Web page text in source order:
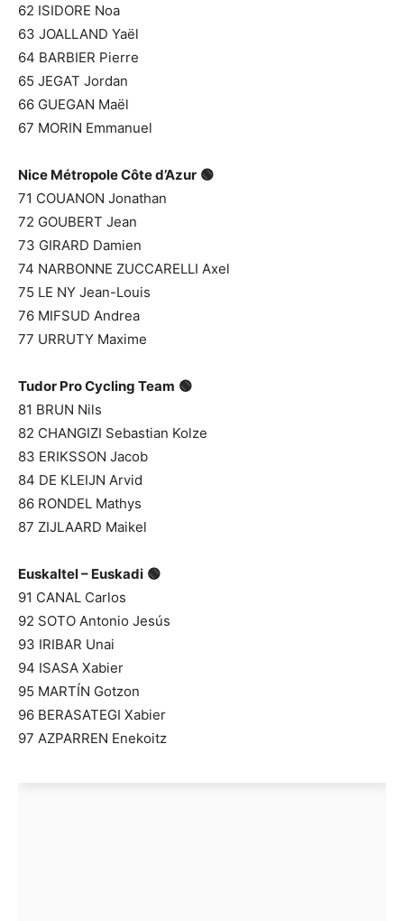
62 ISIDORE Noa
63 JOALLAND Yaël
64 BARBIER Pierre
65 JEGAT Jordan
66 GUEGAN Maël
67 MORIN Emmanuel
Nice Métropole Côte d’Azur 🟢
71 COUANON Jonathan
72 GOUBERT Jean
73 GIRARD Damien
74 NARBONNE ZUCCARELLI Axel
75 LE NY Jean-Louis
76 MIFSUD Andrea
77 URRUTY Maxime
Tudor Pro Cycling Team 🟢
81 BRUN Nils
82 CHANGIZI Sebastian Kolze
83 ERIKSSON Jacob
84 DE KLEIJN Arvid
86 RONDEL Mathys
87 ZIJLAARD Maikel
Euskaltel – Euskadi 🟢
91 CANAL Carlos
92 SOTO Antonio Jesús
93 IRIBAR Unai
94 ISASA Xabier
95 MARTÍN Gotzon
96 BERASATEGI Xabier
97 AZPARREN Enekoitz